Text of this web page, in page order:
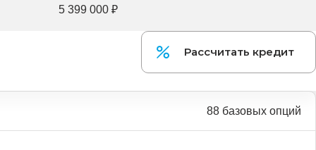
5 399 000 ₽
Рассчитать кредит
88 базовых опций